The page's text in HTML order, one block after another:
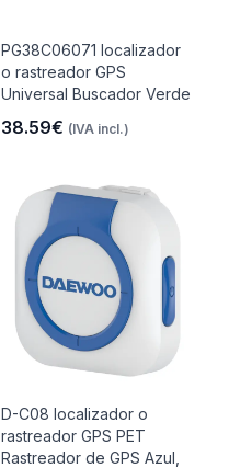
PG38C06071 localizador
o rastreador GPS
Universal Buscador Verde
38.59€ (IVA incl.)
D-C08 localizador o
rastreador GPS PET
Rastreador de GPS Azul,